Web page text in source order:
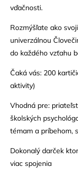
vďačnosti.
Rozmýšľate ako
univerzálnou
do každého vzťahu
Čaká vás: 200
aktivity)
Vhodná pre:
školských
témam a príbehom,
Dokonalý darček
viac spojenia